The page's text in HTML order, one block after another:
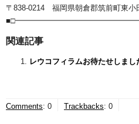
〒838-0214 福岡県朝倉郡筑前町東小
関連記事
レウコフィラムお待たせしまし
Comments: 0 Trackbacks: 0